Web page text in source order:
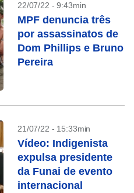
22/07/22 - 9:43min
MPF denuncia três
por assassinatos de
Dom Phillips e Bruno
Pereira
21/07/22 - 15:33min
Vídeo: Indigenista
expulsa presidente
da Funai de evento
internacional